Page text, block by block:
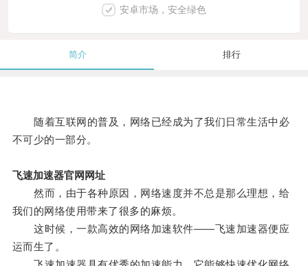
安卓市场，安全绿色
简介 排行
随着互联网的普及，网络已经成为了我们日常生活中必
不可少的一部分。
飞速加速器官网网址
然而，由于各种原因，网络速度并不总是那么理想，给
我们的网络使用带来了很多的麻烦。
这时候，一款高效的网络加速软件——飞速加速器便应
运而生了。